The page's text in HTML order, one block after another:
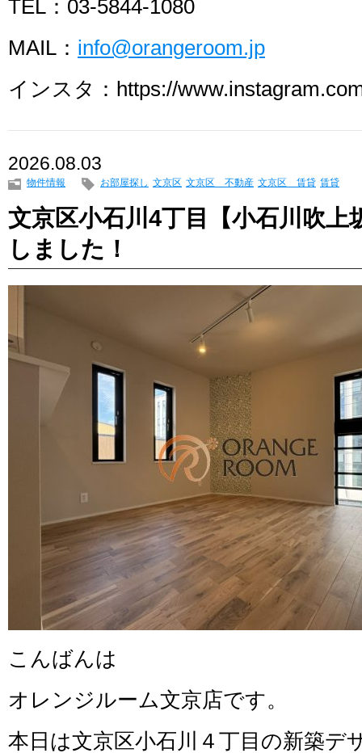
TEL：03-5844-1080
MAIL： info@orangeroom.jp
インスタ：https://
2026.08.03
物件情報 お部屋探し 文京区 文京区 不動産 文京区 賃貸 賃貸
文京区小石川4丁目【小石川吹上
しました！
こんばんは
オレンジルーム文京店です。
本日は文京区小石川４丁目の新築デ